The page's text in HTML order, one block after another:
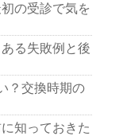
の受診で気を
る失敗例と後
？交換時期の
知っておきた